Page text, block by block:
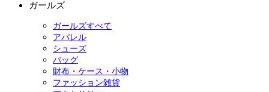
ガールズ
ガールズすべて
アパレル
シューズ
バッグ
財布・ケース・小物
ファッション雑貨